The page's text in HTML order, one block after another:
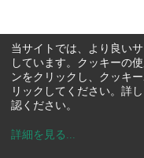
当サイトでは、より良い
しています。クッキーの
ンをクリックし、クッキ
リックしてください。詳
認ください。
詳細を見る ...